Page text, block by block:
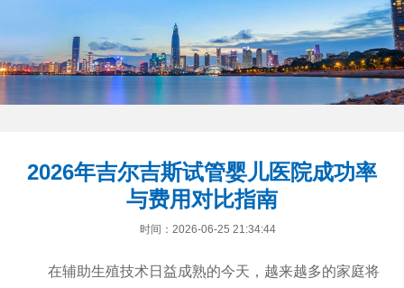
2026年吉尔吉斯试管婴儿医院成功率
与费用对比指南
时间：2026-06-25 21:34:44
在辅助生殖技术日益成熟的今天，越来越多的家庭将